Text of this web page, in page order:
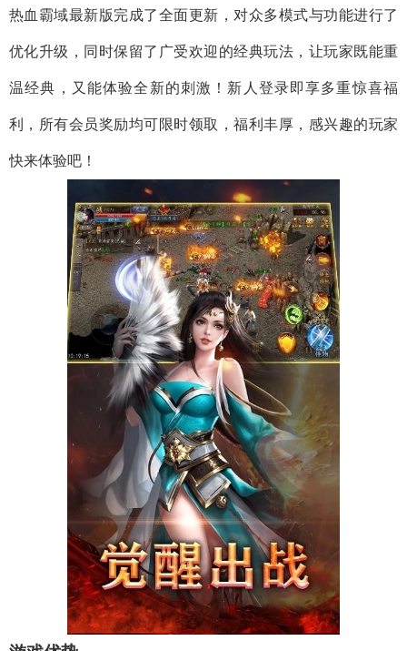
热血霸域最新版完成了全面更新，对众多模式与功能进行了
优化升级，同时保留了广受欢迎的经典玩法，让玩家既能重
温经典，又能体验全新的刺激！新人登录即享多重惊喜福
利，所有会员奖励均可限时领取，福利丰厚，感兴趣的玩家
快来体验吧！